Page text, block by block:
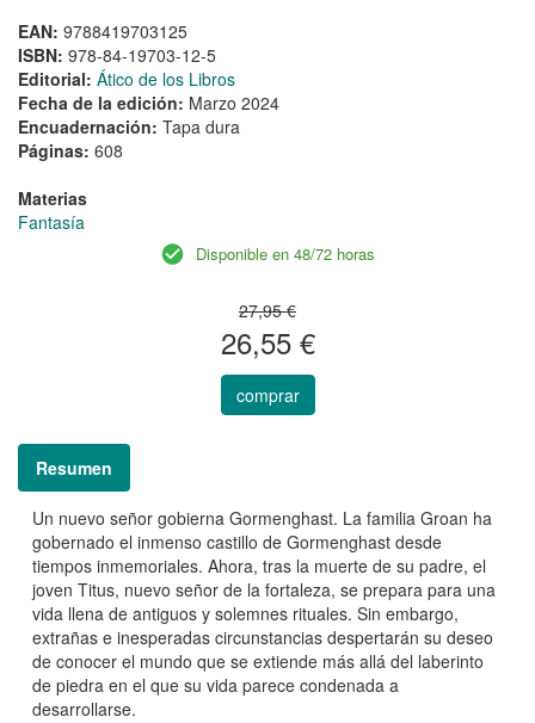
EAN: 9788419703125
ISBN: 978-84-19703-12-5
Editorial: Ático de los Libros
Fecha de la edición: Marzo 2024
Encuadernación: Tapa dura
Páginas: 608
Materias
Fantasía
Disponible en 48/72 horas
27,95 €
26,55 €
comprar
Resumen
Un nuevo señor gobierna Gormenghast. La familia Groan ha
gobernado el inmenso castillo de Gormenghast desde
tiempos inmemoriales. Ahora, tras la muerte de su padre, el
joven Titus, nuevo señor de la fortaleza, se prepara para una
vida llena de antiguos y solemnes rituales. Sin embargo,
extrañas e inesperadas circunstancias despertarán su deseo
de conocer el mundo que se extiende más allá del laberinto
de piedra en el que su vida parece condenada a
desarrollarse.